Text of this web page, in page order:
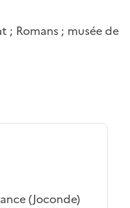
Romans ; musée de
(Joconde)